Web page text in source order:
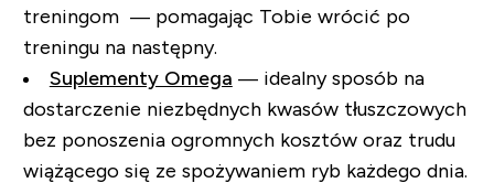
treningom — pomagając Tobie wrócić po
treningu na następny.
Suplementy Omega — idealny sposób na
dostarczenie niezbędnych kwasów tłuszczowych
bez ponoszenia ogromnych kosztów oraz trudu
wiążącego się ze spożywaniem ryb każdego dnia.